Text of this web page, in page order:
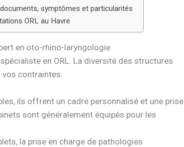
symptômes et particularités
ORL au Havre
en oto-rhino-laryngologie
en ORL. La diversité des structures
vos contraintes.
ils offrent un cadre personnalisé et une prise
sont généralement équipés pour les
la prise en charge de pathologies